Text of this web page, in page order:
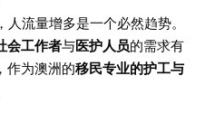
流量增多是一个必然趋势。
会工作者与医护人员的需求有
作为澳洲的移民专业的护工与